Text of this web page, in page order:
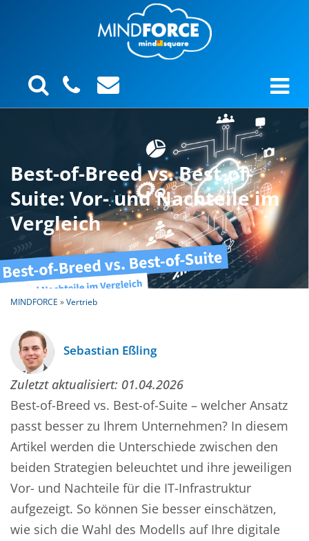
Best-of-Breed vs. Best-of-
Suite: Vor- und Nachteile im
Vergleich
MINDFORCE »Vertrieb
Sebastian Eßling
Zuletzt aktualisiert: 01.04.2026
Best-of-Breed vs. Best-of-Suite – welcher Ansatz
passt besser zu Ihrem Unternehmen? In diesem
Artikel werden die Unterschiede zwischen den
beiden Strategien beleuchtet und ihre jeweiligen
Vor- und Nachteile für die IT-Infrastruktur
aufgezeigt. So können Sie besser einschätzen,
wie sich die Wahl des Modells auf Ihre digitale